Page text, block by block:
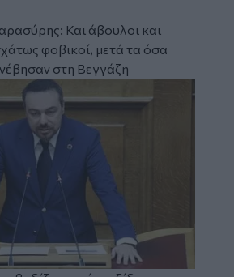
Και άβουλοι και
φοβικοί, μετά τα όσα
στη Βεγγάζη